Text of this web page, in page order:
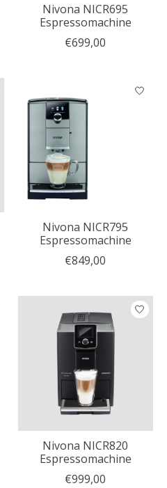
Nivona NICR695
Espressomachine
€699,00
Nivona NICR795
Espressomachine
€849,00
Nivona NICR820
Espressomachine
€999,00